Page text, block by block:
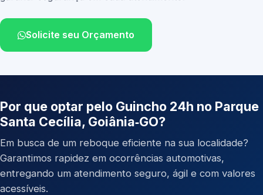
Solicite seu Orçamento
Por que optar pelo Guincho 24h no Parque
Santa Cecília, Goiânia‑GO?
Em busca de um reboque eficiente na sua localidade?
Garantimos rapidez em ocorrências automotivas,
entregando um atendimento seguro, ágil e com valores
acessíveis.